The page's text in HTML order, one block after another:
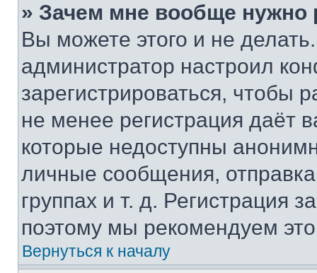
» Зачем мне вообще нужно
Вы можете этого и не
администратор настроил
зарегистрироваться, чтобы
не менее регистрация даёт
которые недоступны
личные сообщения,
группах и т. д. Регистрация
поэтому мы рекомендуем
Вернуться к началу